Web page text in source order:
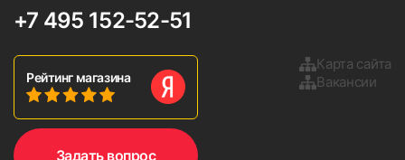
+7 495 152-52-51
Рейтинг магазина
Карта сайта
Вакансии
Задать вопрос